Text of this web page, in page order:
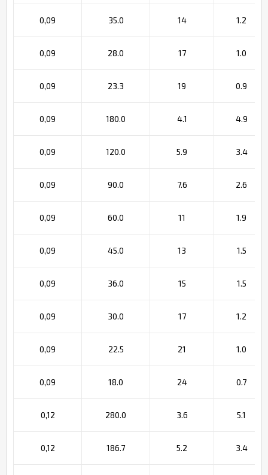
0,09 35.0 14 1.2
0,09 28.0 17 1.0
0,09 23.3 19 0.9
0,09 180.0 4.1 4.9
0,09 120.0 5.9 3.4
0,09 90.0 7.6 2.6
0,09 60.0 11 1.9
0,09 45.0 13 1.5
0,09 36.0 15 1.5
0,09 30.0 17 1.2
0,09 22.5 21 1.0
0,09 18.0 24 0.7
0,12 280.0 3.6 5.1
0,12 186.7 5.2 3.4